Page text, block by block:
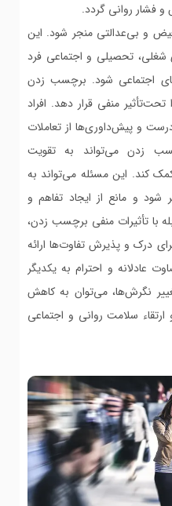
فشار روانی گردد.
و بی‌عدالتی منجر شود. این
تحصیلی و اجتماعی فرد
اجتماعی شود. برچسب زدن
منفی قرار دهد. افراد
و پیش‌داوری‌ها از تعاملات
زدن می‌تواند به تقویت
کند. این مسئله می‌تواند به
و مانع از ایجاد تفاهم و
با تأثیرات منفی برچسب زدن،
درک و پذیرش تفاوت‌ها ارائه
عادلانه و احترام به یکدیگر
نگرش‌ها، می‌توان به کاهش
سلامت روانی و اجتماعی